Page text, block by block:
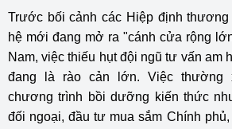
Trước bối cảnh các Hiệp định
hệ mới đang mở ra "cánh cửa rộng
Nam, việc thiếu hụt đội ngũ tư vấn am
đang là rào cản lớn. Việc thường
chương trình bồi dưỡng kiến thức
đối ngoại, đầu tư mua sắm Chính